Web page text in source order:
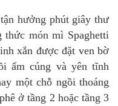
hưởng phút giây thư
thức món mì Spaghetti
xắn được đặt ven bờ
ấm cúng và yên tĩnh
một chỗ ngồi thoáng
ở tầng 2 hoặc tầng 3